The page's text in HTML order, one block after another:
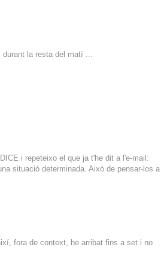
la resta del matí ...
i repeteixo el que ja t'he dit a l'e-mail:
situació determinada. Això de pensar-los a
fora de context, he arribat fins a set i no